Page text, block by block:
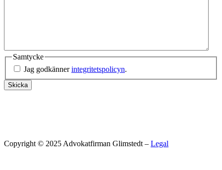
Samtycke
Jag godkännerintegritetspolicyn.
Skicka
Copyright © 2025 Advokatfirman Glimstedt – Legal